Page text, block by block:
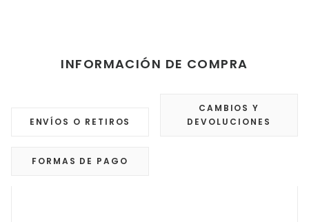
INFORMACIÓN DE COMPRA
ENVÍOS O RETIROS
CAMBIOS Y
DEVOLUCIONES
FORMAS DE PAGO